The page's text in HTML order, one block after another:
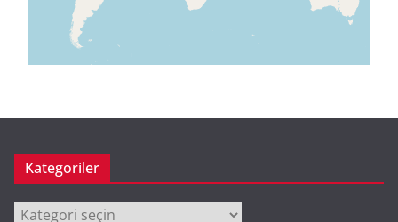
Kategoriler
Kategoriler